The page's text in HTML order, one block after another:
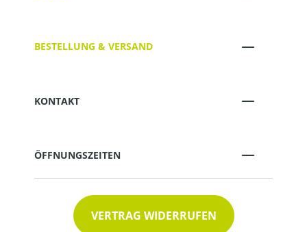
BESTELLUNG & VERSAND
KONTAKT
ÖFFNUNGSZEITEN
VERTRAG WIDERRUFEN